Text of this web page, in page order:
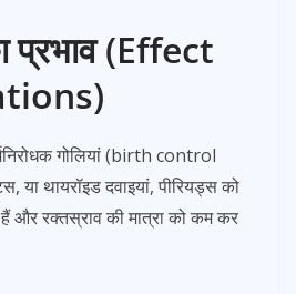
प्रभाव (Effect
गोलियां (birth control
या थायरॉइड दवाइयां, पीरियड्स को
और रक्तस्राव की मात्रा को कम कर